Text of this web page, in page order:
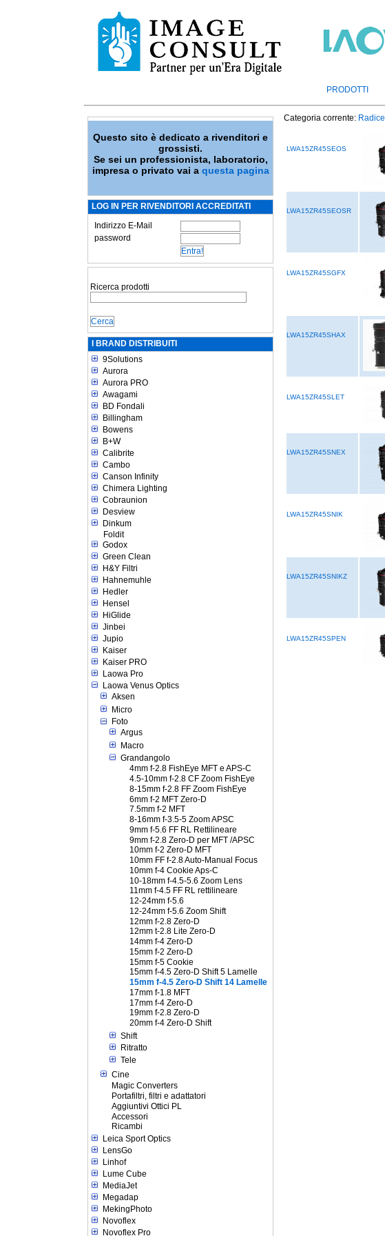
PRODOTTI
Questo sito è dedicato a rivenditori e
grossisti.
Se sei un professionista, laboratorio,
impresa o privato vai a questa pagina
LOG IN PER RIVENDITORI ACCREDITATI
Indirizzo E-Mail
password
Ricerca prodotti
I BRAND DISTRIBUITI
9Solutions
Aurora
Aurora PRO
Awagami
BD Fondali
Billingham
Bowens
B+W
Calibrite
Cambo
Canson Infinity
Chimera Lighting
Cobraunion
Desview
Dinkum
Foldit
Godox
Green Clean
H&Y Filtri
Hahnemuhle
Hedler
Hensel
HiGlide
Jinbei
Jupio
Kaiser
Kaiser PRO
Laowa Pro
Laowa Venus Optics
Aksen
Micro
Foto
Argus
Macro
Grandangolo
4mm f-2.8 FishEye MFT e APS-C
4.5-10mm f-2.8 CF Zoom FishEye
8-15mm f-2.8 FF Zoom FishEye
6mm f-2 MFT Zero-D
7.5mm f-2 MFT
8-16mm f-3.5-5 Zoom APSC
9mm f-5.6 FF RL Rettilineare
9mm f-2.8 Zero-D per MFT /APSC
10mm f-2 Zero-D MFT
10mm FF f-2.8 Auto-Manual Focus
10mm f-4 Cookie Aps-C
10-18mm f-4.5-5.6 Zoom Lens
11mm f-4.5 FF RL rettilineare
12-24mm f-5.6
12-24mm f-5.6 Zoom Shift
12mm f-2.8 Zero-D
12mm t-2.8 Lite Zero-D
14mm f-4 Zero-D
15mm f-2 Zero-D
15mm f-5 Cookie
15mm f-4.5 Zero-D Shift 5 Lamelle
15mm f-4.5 Zero-D Shift 14 Lamelle
17mm f-1.8 MFT
17mm f-4 Zero-D
19mm f-2.8 Zero-D
20mm f-4 Zero-D Shift
Shift
Ritratto
Tele
Cine
Magic Converters
Portafiltri, filtri e adattatori
Aggiuntivi Ottici PL
Accessori
Ricambi
Leica Sport Optics
LensGo
Linhof
Lume Cube
MediaJet
Megadap
MekingPhoto
Novoflex
Novoflex Pro
Categoria corrente: Radice
LWA15ZR45SEOS
LWA15ZR45SEOSR
LWA15ZR45SGFX
LWA15ZR45SHAX
LWA15ZR45SLET
LWA15ZR45SNEX
LWA15ZR45SNIK
LWA15ZR45SNIKZ
LWA15ZR45SPEN